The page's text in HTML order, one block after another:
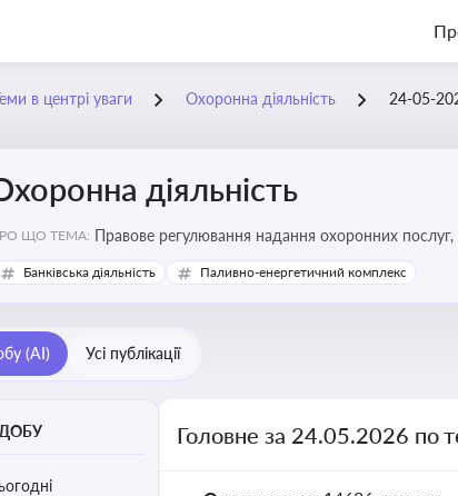
в центрі уваги Охоронна діяльність 24-05-
діяльність
ЩО ТЕМА: Правове регулювання надання охоронних послуг,
фізичної охорони
Банківська діяльність Паливно-енергетичний комплекс
(AI) Усі публікації
Головне за 24.05.2026 по